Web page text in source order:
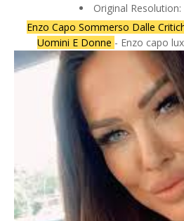
Original
Enzo Capo Sommerso Dalle
Uomini E Donne - Enzo capo